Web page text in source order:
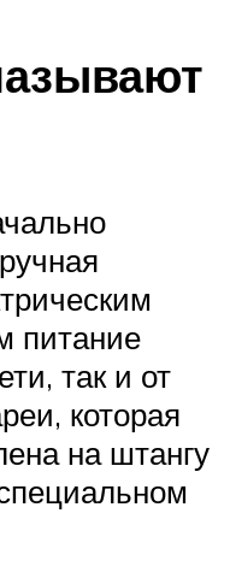
питание
так и от
которая
на штангу